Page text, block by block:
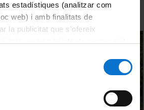
estadístiques (analitzar com
web) i amb finalitats de
la publicitat que s’ofereix
galetes del lloc web de la
Problemes - Introducció